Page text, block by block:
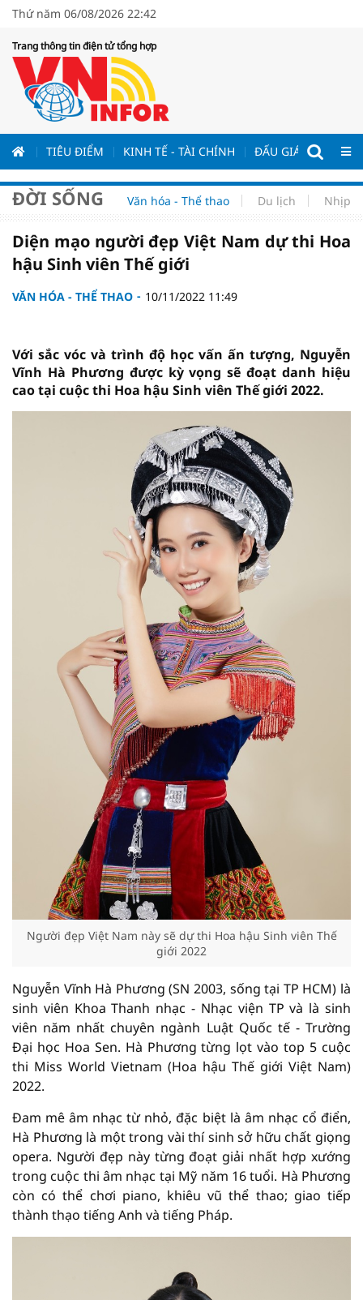
Thứ năm 06/08/2026 22:42
Trang thông tin điện tử tổng hợp
TIÊU ĐIỂM KINH TẾ - TÀI CHÍNH ĐẤU GIÁ - ĐẤU
ĐỜI SỐNG Văn hóa - Thể thao Du lịch Nhịp
Diện mạo người đẹp Việt Nam dự thi Hoa
hậu Sinh viên Thế giới
VĂN HÓA - THỂ THAO 10/11/2022 11:49
Với sắc vóc và trình độ học vấn ấn tượng, Nguyễn
Vĩnh Hà Phương được kỳ vọng sẽ đoạt danh hiệu
cao tại cuộc thi Hoa hậu Sinh viên Thế giới 2022.
Người đẹp Việt Nam này sẽ dự thi Hoa hậu Sinh viên Thế
giới 2022
Nguyễn Vĩnh Hà Phương (SN 2003, sống tại TP HCM) là
sinh viên Khoa Thanh nhạc - Nhạc viện TP và là sinh
viên năm nhất chuyên ngành Luật Quốc tế - Trường
Đại học Hoa Sen. Hà Phương từng lọt vào top 5 cuộc
thi Miss World Vietnam (Hoa hậu Thế giới Việt Nam)
2022.
Đam mê âm nhạc từ nhỏ, đặc biệt là âm nhạc cổ điển,
Hà Phương là một trong vài thí sinh sở hữu chất giọng
opera. Người đẹp này từng đoạt giải nhất hợp xướng
trong cuộc thi âm nhạc tại Mỹ năm 16 tuổi. Hà Phương
còn có thể chơi piano, khiêu vũ thể thao; giao tiếp
thành thạo tiếng Anh và tiếng Pháp.